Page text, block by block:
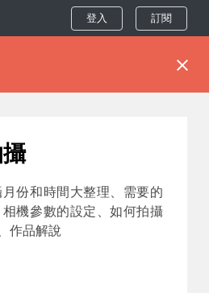
登入 訂閱
份和時間大整理、需要的
機參數的設定、如何拍攝
作品解說